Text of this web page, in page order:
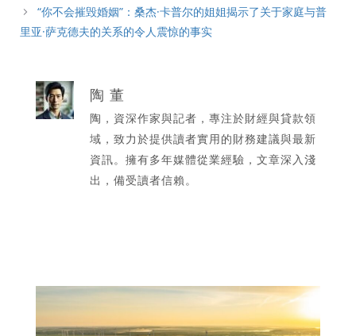
“你不会摧毁婚姻”：桑杰·卡普尔的姐姐揭示了关于家庭与普
里亚·萨克德夫的关系的令人震惊的事实
陶 董
陶，資深作家與記者，專注於財經與貸款領
域，致力於提供讀者實用的財務建議與最新
資訊。擁有多年媒體從業經驗，文章深入淺
出，備受讀者信賴。